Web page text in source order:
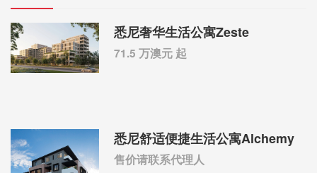
悉尼奢华生活公寓Zeste
71.5 万澳元 起
悉尼舒适便捷生活公寓Alchemy
售价请联系代理人